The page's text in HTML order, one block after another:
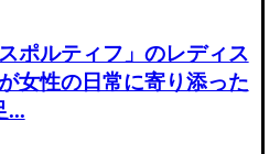
ポルティフ」のレディス
女性の日常に寄り添った
...